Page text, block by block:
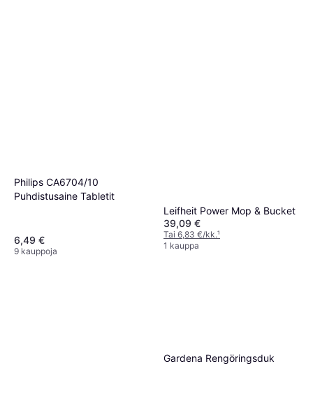
Philips CA6704/10
Puhdistusaine Tabletit
6,49 €
9 kauppoja
Leifheit Power Mop & Bucket
39,09 €
Tai 6,83 €/kk.¹
1 kauppa
Gardena Rengöringsduk